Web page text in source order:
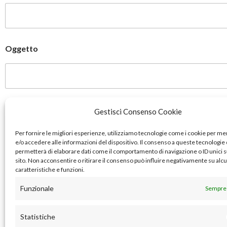
Gestisci Consenso Cookie
Per fornire le migliori esperienze, utilizziamo tecnologie come i cookie per
e/o accedere alle informazioni del dispositivo. Il consenso a queste tecnologie
permetterà di elaborare dati come il comportamento di navigazione o ID unici
sito. Non acconsentire o ritirare il consenso può influire negativamente su
caratteristiche e funzioni.
Funzionale
Statistiche
Oggetto